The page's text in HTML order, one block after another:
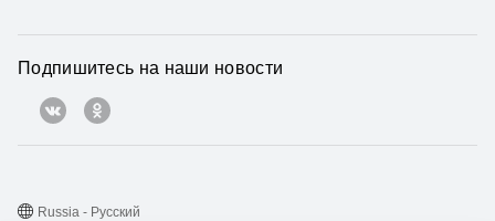
Подпишитесь на наши новости
Russia - Pусский